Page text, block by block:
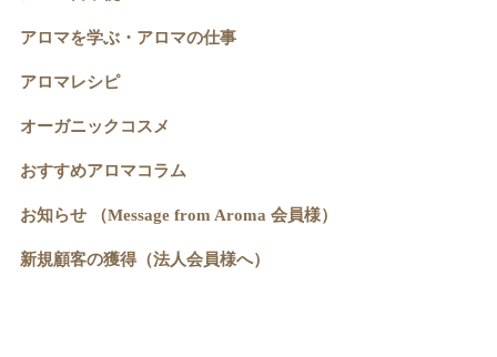
アロマを学ぶ・アロマの仕事
アロマレシピ
オーガニックコスメ
おすすめアロマコラム
お知らせ （Message from Aroma 会員様）
新規顧客の獲得（法人会員様へ）